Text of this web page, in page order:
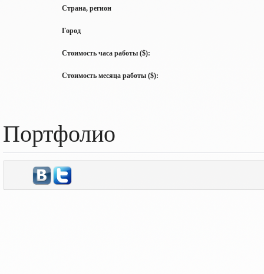
Страна, регион
Город
Стоимость часа работы ($):
Стоимость месяца работы ($):
Портфолио